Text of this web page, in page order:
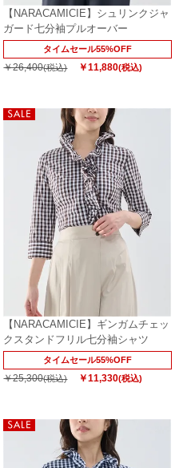
【NARACAMICIE】シュリンクジャ
ガード七分袖プルオーバー
タイムセール55%OFF
￥26,400(税込) ￥11,880(税込)
【NARACAMICIE】ギンガムチェッ
クスタンドフリル七分袖シャツ
タイムセール55%OFF
￥25,300(税込) ￥11,330(税込)